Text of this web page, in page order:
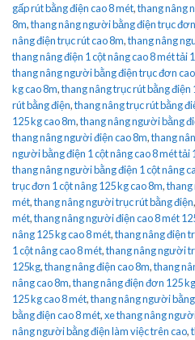
gấp rút bằng điện cao 8 mét,thang nâng
8m,thang nâng người bằng điện trục
nâng điện trục rút cao 8m,thang nâng
thang nâng điện 1 cột nâng cao 8 mét tải
thang nâng người bằng điện trục đơn
kg cao 8m,thang nâng trục rút bằng điện
rút bằng điện,thang nâng trục rút bằng
125 kg cao 8m,thang nâng người bằng
thang nâng người điện cao 8m,thang
người bằng điện 1 cột nâng cao 8 mét tải
thang nâng người bằng điện 1 cột nâng
trục đơn 1 cột nâng 125 kg cao 8m,thang
mét,thang nâng người trục rút bằng điện
mét,thang nâng người điện cao 8 mét
nâng 125 kg cao 8 mét,thang nâng điện
1 cột nâng cao 8 mét,thang nâng người
125kg,thang nâng điện cao 8m,thang
nâng cao 8m,thang nâng điện đơn 125
125 kg cao 8 mét,thang nâng người
bằng điện cao 8 mét,xe thang nâng
nâng người bằng điện làm việc trên cao,